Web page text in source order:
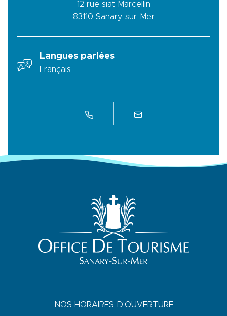
12 rue siat Marcellin
83110 Sanary-sur-Mer
Langues parlées
Français
NOS HORAIRES D’OUVERTURE